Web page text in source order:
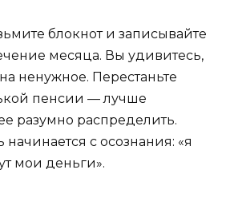
блокнот и записывайте
месяца. Вы удивитесь,
ненужное. Перестаньте
пенсии — лучше
разумно распределить.
начинается с осознания: «я
мои деньги».